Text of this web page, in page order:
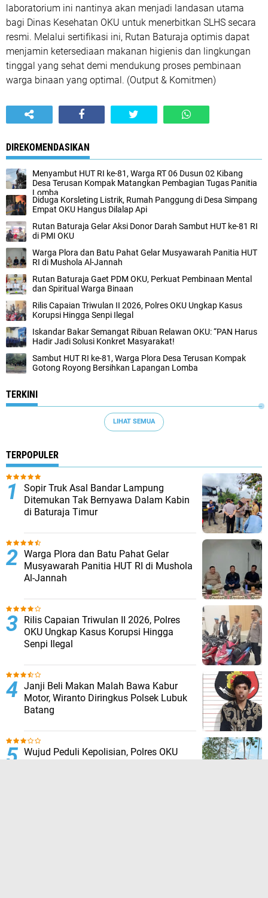
laboratorium ini nantinya akan menjadi landasan utama
bagi Dinas Kesehatan OKU untuk menerbitkan SLHS secara
resmi. Melalui sertifikasi ini, Rutan Baturaja optimis dapat
menjamin ketersediaan makanan higienis dan lingkungan
tinggal yang sehat demi mendukung proses pembinaan
warga binaan yang optimal. (Output & Komitmen)
DIREKOMENDASIKAN
Menyambut HUT RI ke-81, Warga RT 06 Dusun 02 Kibang
Desa Terusan Kompak Matangkan Pembagian Tugas Panitia
Lomba
Diduga Korsleting Listrik, Rumah Panggung di Desa Simpang
Empat OKU Hangus Dilalap Api
Rutan Baturaja Gelar Aksi Donor Darah Sambut HUT ke-81 RI
di PMI OKU
Warga Plora dan Batu Pahat Gelar Musyawarah Panitia HUT
RI di Mushola Al-Jannah
Rutan Baturaja Gaet PDM OKU, Perkuat Pembinaan Mental
dan Spiritual Warga Binaan
Rilis Capaian Triwulan II 2026, Polres OKU Ungkap Kasus
Korupsi Hingga Senpi Ilegal
Iskandar Bakar Semangat Ribuan Relawan OKU: “PAN Harus
Hadir Jadi Solusi Konkret Masyarakat!
Sambut HUT RI ke-81, Warga Plora Desa Terusan Kompak
Gotong Royong Bersihkan Lapangan Lomba
TERKINI
LIHAT SEMUA
TERPOPULER
Sopir Truk Asal Bandar Lampung
Ditemukan Tak Bernyawa Dalam Kabin
di Baturaja Timur
Warga Plora dan Batu Pahat Gelar
Musyawarah Panitia HUT RI di Mushola
Al-Jannah
Rilis Capaian Triwulan II 2026, Polres
OKU Ungkap Kasus Korupsi Hingga
Senpi Ilegal
Janji Beli Makan Malah Bawa Kabur
Motor, Wiranto Diringkus Polsek Lubuk
Batang
Wujud Peduli Kepolisian, Polres OKU